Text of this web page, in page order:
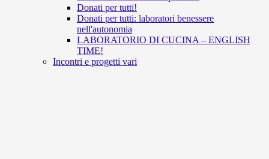
Donati per tutti!
Donati per tutti: laboratori benessere
nell'autonomia
LABORATORIO DI CUCINA – ENGLISH
TIME!
Incontri e progetti vari